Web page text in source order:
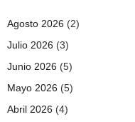
Agosto 2026 (2)
Julio 2026 (3)
Junio 2026 (5)
Mayo 2026 (5)
Abril 2026 (4)